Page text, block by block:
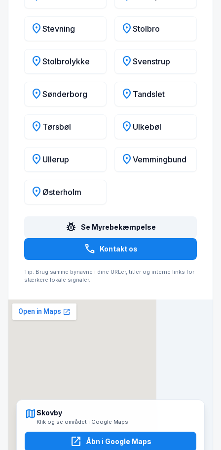
location_on Stevning location_on Stolbro
location_on Stolbrolykke location_on Svenstrup
location_on Sønderborg location_on Tandslet
location_on Tørsbøl location_on Ulkebøl
location_on Ullerup location_on Vemmingbund
location_on Østerholm
pest_control Se Myrebekæmpelse
call Kontakt os
Tip: Brug samme bynavne i dine URLer, titler og interne links for
stærkere lokale signaler.
mapSkovby
Klik og se området i Google Maps.
open_in_new Åbn i Google Maps